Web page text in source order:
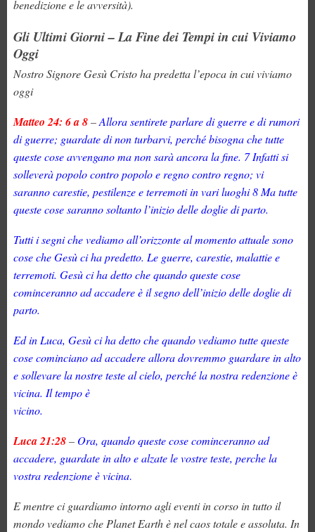
benedizione e le avversità).
Gli Ultimi Giorni – La Fine dei Tempi in cui Viviamo
Oggi
Nostro Signore Gesù Cristo ha predetta l’epoca in cui viviamo
oggi
Matteo 24: 6 a 8–Allora sentirete parlare di guerre e di rumori
di guerre; guardate di non turbarvi, perché bisogna che tutte
queste cose avvengano ma non sarà ancora la fine. 7 Infatti si
solleverà popolo contropopolo e regno contro regno; vi
saranno carestie, pestilenze e terremoti in vari luoghi 8 Ma tutte
queste cose saranno soltanto l’inizio delle doglie di parto.
Tutti i segni che vediamo all’orizzonte al momento attuale sono
cose che Gesù ci ha predetto. Le guerre, carestie, malattie e
terremoti. Gesù ci ha detto che quando queste cose
cominceranno ad accadere è il segnodell’inizio delle doglie di
parto.
Ed in Luca, Gesù ci ha detto che quando vediamo tutte queste
cose cominciano ad accadere allora dovremmo guardare in alto
e sollevare la nostre teste al cielo, perché la nostra redenzione è
vicina. Il tempo è
vicino.
Luca 21:28– Ora, quando queste cose cominceranno ad
accadere, guardate in alto e alzate le vostre teste, perche la
vostra redenzione è vicina.
E mentre ci guardiamo intorno agli eventi in corso in tutto il
mondo vediamo che Planet Earth è nel caos totale e assoluta. In